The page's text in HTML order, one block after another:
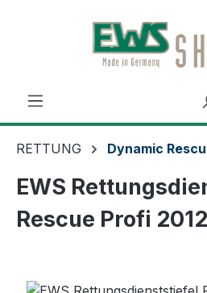
Zum Hauptinhalt springen
RETTUNG Dynamic
EWS
Rescue Profi